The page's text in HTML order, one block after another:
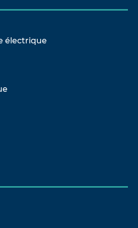
électrique